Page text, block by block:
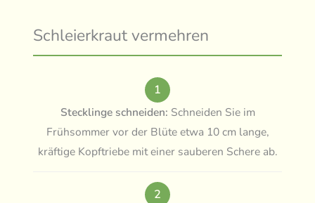
Schleierkraut vermehren
1
Stecklinge schneiden: Schneiden Sie im
Frühsommer vor der Blüte etwa 10 cm lange,
kräftige Kopftriebe mit einer sauberen Schere ab.
2